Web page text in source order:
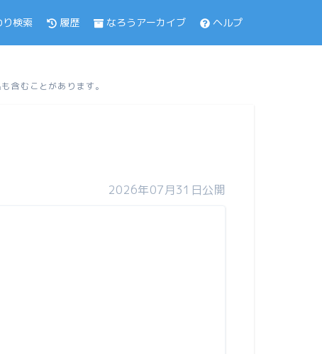
り検索 履歴 なろうアーカイブ ヘルプ
むことがあります。
2026年07月31日公開